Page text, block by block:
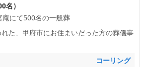
については、親身になってご相談を承
場面でも細やかな気配りを感じていた
かいご感想を拝読し、スタッフ一同大
おります。ご遺族様のお気持ちに寄り
、より安心してお任せいただける葬儀
名）
にて500名の一般葬
た、 甲府市にお住まいだった方の葬儀事
コーリング